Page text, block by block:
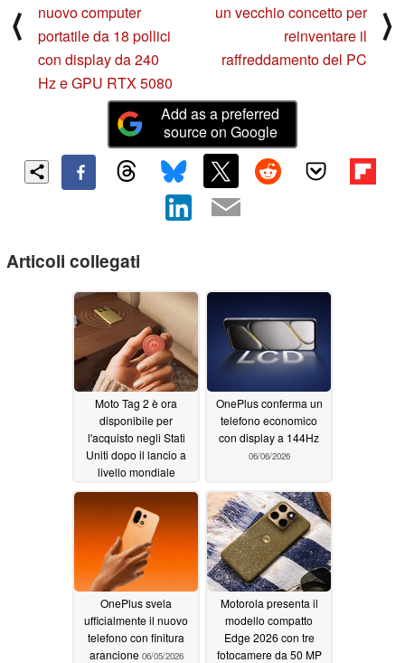
⟨
nuovo computer
portatile da 18 pollici
con display da 240
Hz e GPU RTX 5080
un vecchio concetto per
reinventare il
raffreddamento del PC
⟩
Add as a preferred
source on Google
Articoli collegati
Moto Tag 2 è ora
disponibile per
l'acquisto negli Stati
Uniti dopo il lancio a
livello mondiale
07/01/2026
OnePlus conferma un
telefono economico
con display a 144Hz
06/06/2026
OnePlus svela
ufficialmente il nuovo
telefono con finitura
arancione 06/05/2026
Motorola presenta il
modello compatto
Edge 2026 con tre
fotocamere da 50 MP